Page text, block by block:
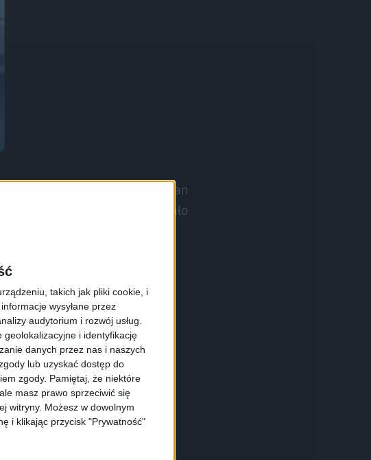
takich jak pliki cookie, i
wysyłane przez
audytorium i rozwój usług.
i identyfikację
danych przez nas i naszych
lub uzyskać dostęp do
zgody. Pamiętaj, że niektóre
masz prawo sprzeciwić się
witryny. Możesz w dowolnym
i klikając przycisk "Prywatność"
że Android 4.1.2 Jelly Bean
Oprogramowanie zostało